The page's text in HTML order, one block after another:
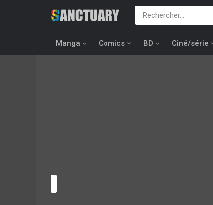
Manga Comics BD Ciné/série